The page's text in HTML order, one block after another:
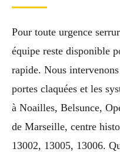
Pour toute urgence
équipe reste disponible
rapide. Nous
portes claquées et les
à Noailles, Belsunce,
de Marseille, centre
13002, 13005, 13006.